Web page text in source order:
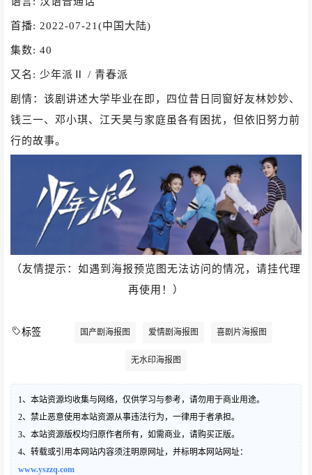
首播: 2022-07-21(中国大陆)
集数: 40
又名: 少年派Ⅱ / 青春派
剧情：该剧讲述大学毕业在即，四位昔日同窗好友林妙妙、
钱三一、邓小琪、江天昊与家庭虽各有困扰，但依旧努力前
行的故事。
（友情提示：如遇到海报预览图无法访问的情况，请挂代理
再使用！）
标签 国产剧海报图 爱情剧海报图 喜剧片海报图
无水印海报图
1、本站资源均收集与网络，仅供学习与参考，请勿用于商业用途。
2、禁止恶意使用本站资源从事违法行为，一律用于者承担。
3、本站资源版权均归原作者所有，如需商业，请购买正版。
4、转载或引用本网站内容须注明原网址，并标明本网站网址：
www.yszzq.com